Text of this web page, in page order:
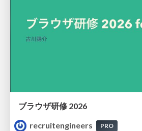
ブラウザ研修 2026
recruitengineers
PRO